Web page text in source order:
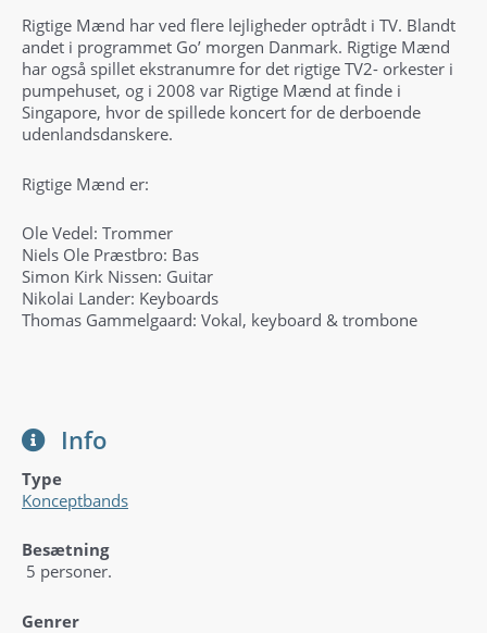
Rigtige Mænd har ved flere lejligheder optrådt i TV. Blandt
andet i programmet Go’ morgen Danmark. Rigtige Mænd
har også spillet ekstranumre for det rigtige TV2- orkester i
pumpehuset, og i 2008 var Rigtige Mænd at finde i
Singapore, hvor de spillede koncert for de derboende
udenlandsdanskere.
Rigtige Mænd er:
Ole Vedel: Trommer
Niels Ole Præstbro: Bas
Simon Kirk Nissen: Guitar
Nikolai Lander: Keyboards
Thomas Gammelgaard: Vokal, keyboard & trombone
Info
Type
Konceptbands
Besætning
5 personer.
Genrer